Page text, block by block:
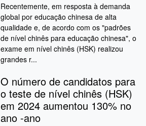
Recentemente, em resposta à demanda
global por educação chinesa de alta
qualidade e, de acordo com os "padrões
de nível chinês para educação chinesa", o
exame em nível chinês (HSK) realizou
grandes r...
O número de candidatos para
o teste de nível chinês (HSK)
em 2024 aumentou 130% no
ano -ano